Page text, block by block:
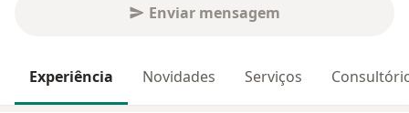
Enviar mensagem
Experiência Novidades Serviços